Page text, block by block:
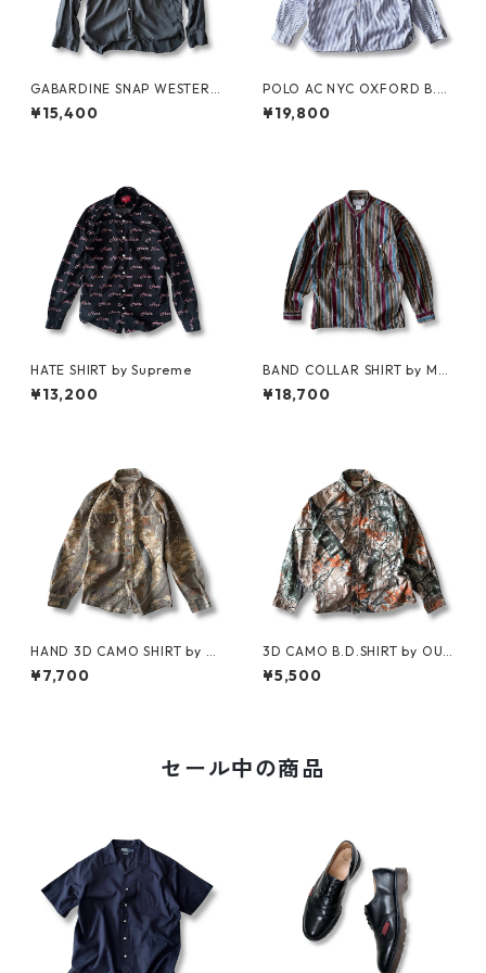
GABARDINE SNAP WESTERN
SHIRT by WYTHE
¥15,400
POLO AC NYC OXFORD B.D.
SHIRT by Polo Ralph Lauren
¥19,800
HATE SHIRT by Supreme
¥13,200
BAND COLLAR SHIRT by MA
RITHÉ FRANÇOIS GIRBAUD
¥18,700
HAND 3D CAMO SHIRT by Cl
arfield Outdoors
¥7,700
3D CAMO B.D.SHIRT by OUT
FITTERS RIDGE
¥5,500
セール中の商品